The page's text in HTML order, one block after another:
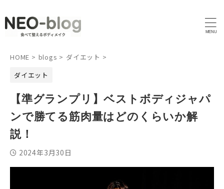
HOME > blogs > ダイエット >
ダイエット
【準グランプリ】ベストボディジャパ
ンで勝てる筋肉量はどのくらいか解
説！
2024年3月30日